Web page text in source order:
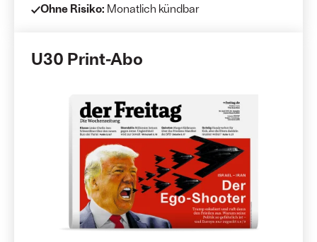
Ohne Risiko: Monatlich kündbar
U30 Print-Abo